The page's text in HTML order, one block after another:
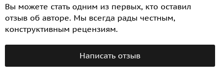
Вы можете стать одним из первых, кто оставил
отзыв об авторе. Мы всегда рады честным,
конструктивным рецензиям.
Написать отзыв